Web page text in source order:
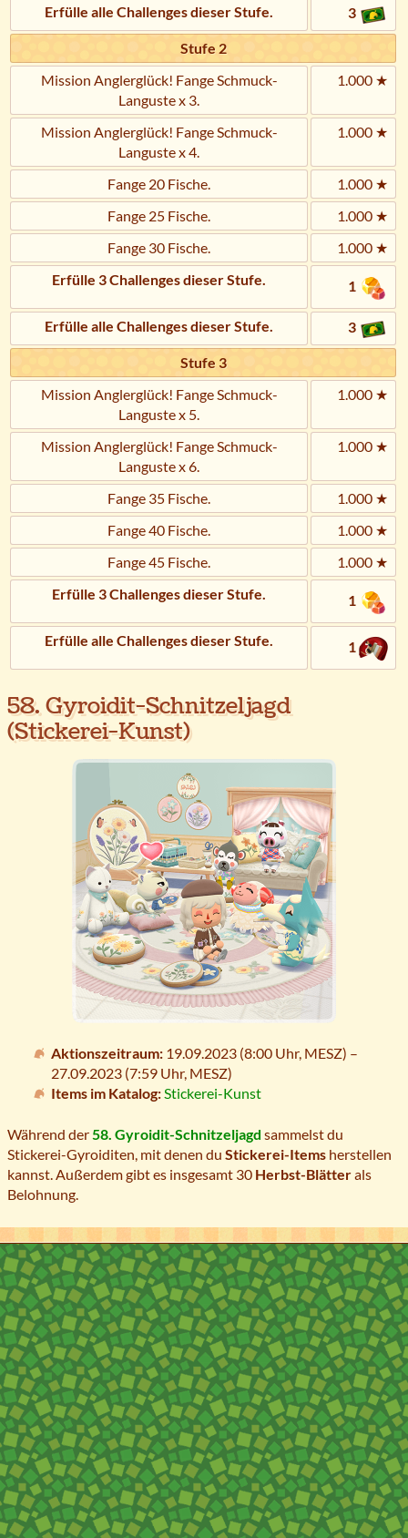
Erfülle alle Challenges dieser Stufe. 3
Stufe 2
Mission Anglerglück! Fange Schmuck-
Languste x 3.
1.000 ★
Mission Anglerglück! Fange Schmuck-
Languste x 4.
1.000 ★
Fange 20 Fische.
1.000 ★
Fange 25 Fische.
1.000 ★
Fange 30 Fische.
1.000 ★
Erfülle 3 Challenges dieser Stufe.
1
Erfülle alle Challenges dieser Stufe. 3
Stufe 3
Mission Anglerglück! Fange Schmuck-
Languste x 5.
1.000 ★
Mission Anglerglück! Fange Schmuck-
Languste x 6.
1.000 ★
Fange 35 Fische.
1.000 ★
Fange 40 Fische.
1.000 ★
Fange 45 Fische.
1.000 ★
Erfülle 3 Challenges dieser Stufe.
1
Erfülle alle Challenges dieser Stufe. 1
58. Gyroidit-Schnitzeljagd
(Stickerei-Kunst)
Aktionszeitraum: 19.09.2023 (8:00 Uhr, MESZ) –
27.09.2023 (7:59 Uhr, MESZ)
Items im Katalog:Stickerei-Kunst
Während der 58. Gyroidit-Schnitzeljagd sammelst du
Stickerei-Gyroiditen, mit denen du Stickerei-Items herstellen
kannst. Außerdem gibt es insgesamt 30 Herbst-Blätterals
Belohnung.